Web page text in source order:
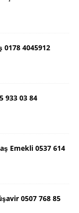
0178 4045912
933 03 84
Emekli 0537 614
0507 768 85